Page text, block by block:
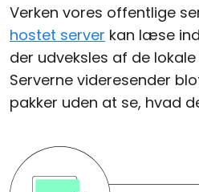
Verken vores offentlige
hostet server kan læse
der udveksles af de
Serverne videresender
pakker uden at se, hvad